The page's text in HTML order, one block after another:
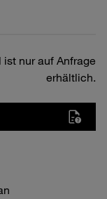
nur auf Anfrage
erhältlich.